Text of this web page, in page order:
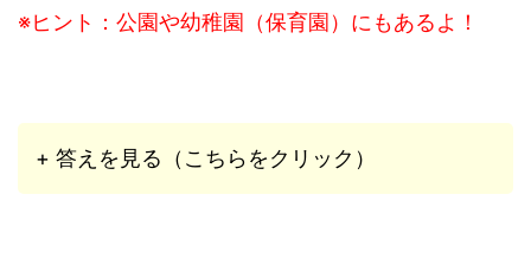
※ヒント：公園や幼稚園（保育園）にもあるよ！
+ 答えを見る（こちらをクリック）